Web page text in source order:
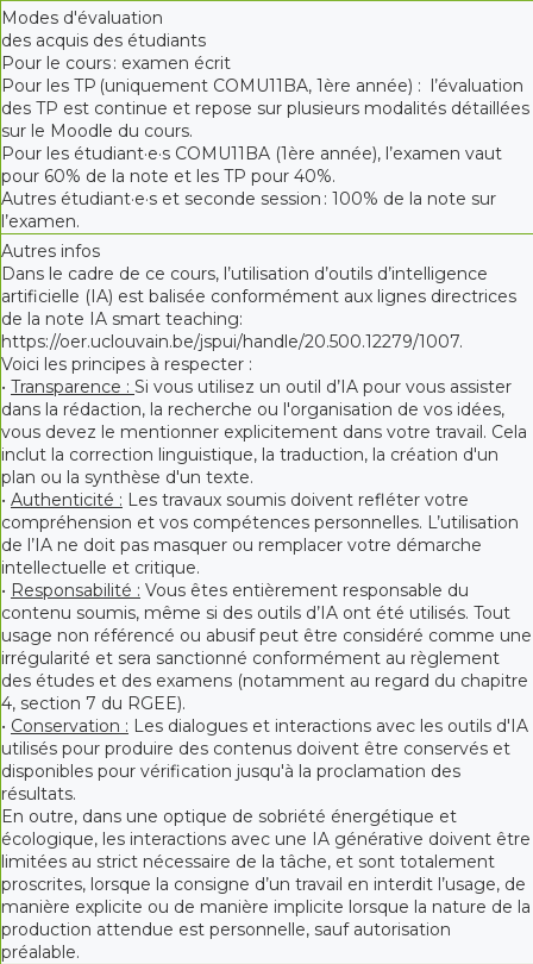
Modes d'évaluation
des acquis des étudiants
Pour le cours : examen écrit
Pour les TP (uniquement COMU11BA, 1ère année) : l’évaluation
des TP est continue et repose sur plusieurs modalités détaillées
sur le Moodle du cours.
Pour les étudiant·e·s COMU11BA (1ère année), l’examen vaut
pour 60% de la note et les TP pour 40%.
Autres étudiant·e·s et seconde session : 100% de la note sur
l’examen.
Autres infos
Dans le cadre de ce cours, l’utilisation d’outils d’intelligence
artificielle (IA) est balisée conformément aux lignes directrices
de la note IA smart teaching:
https://oer.uclouvain.be/jspui/handle/20.500.12279/1007.
Voici les principes à respecter :
• Transparence : Si vous utilisez un outil d’IA pour vous assister
dans la rédaction, la recherche ou l'organisation de vos idées,
vous devez le mentionner explicitement dans votre travail. Cela
inclut la correction linguistique, la traduction, la création d'un
plan ou la synthèse d'un texte.
• Authenticité : Les travaux soumis doivent refléter votre
compréhension et vos compétences personnelles. L’utilisation
de l’IA ne doit pas masquer ou remplacer votre démarche
intellectuelle et critique.
• Responsabilité : Vous êtes entièrement responsable du
contenu soumis, même si des outils d’IA ont été utilisés. Tout
usage non référencé ou abusif peut être considéré comme une
irrégularité et sera sanctionné conformément au règlement
des études et des examens (notamment au regard du chapitre
4, section 7 du RGEE).
• Conservation : Les dialogues et interactions avec les outils d'IA
utilisés pour produire des contenus doivent être conservés et
disponibles pour vérification jusqu'à la proclamation des
résultats.
En outre, dans une optique de sobriété énergétique et
écologique, les interactions avec une IA générative doivent être
limitées au strict nécessaire de la tâche, et sont totalement
proscrites, lorsque la consigne d’un travail en interdit l’usage, de
manière explicite ou de manière implicite lorsque la nature de la
production attendue est personnelle, sauf autorisation
préalable.